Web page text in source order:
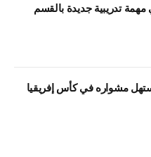
تدريبية جديدة بالقسم
مشواره في كأس إفريقيا